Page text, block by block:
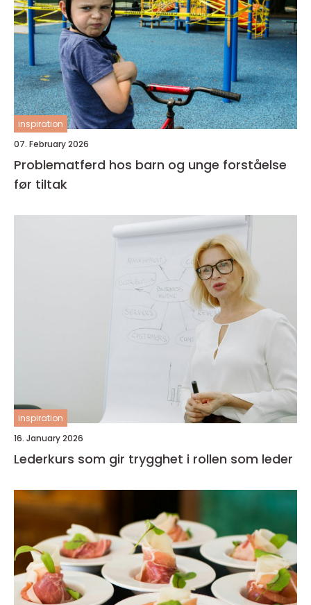
inspiration
07. February 2026
Problematferd hos barn og unge forståelse
før tiltak
inspiration
16. January 2026
Lederkurs som gir trygghet i rollen som leder